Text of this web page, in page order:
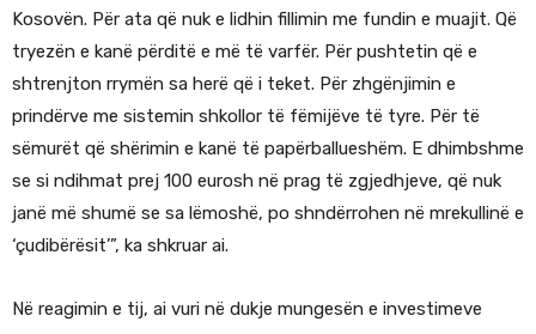
Kosovën. Për ata që nuk e lidhin fillimin me fundin e muajit. Që
tryezën e kanë përditë e më të varfër. Për pushtetin që e
shtrenjton rrymën sa herë që i teket. Për zhgënjimin e
prindërve me sistemin shkollor të fëmijëve të tyre. Për të
sëmurët që shërimin e kanë të papërballueshëm. E dhimbshme
se si ndihmat prej 100 eurosh në prag të zgjedhjeve, që nuk
janë më shumë se sa lëmoshë, po shndërrohen në mrekullinë e
‘çudibërësit’”, ka shkruar ai.
Në reagimin e tij, ai vuri në dukje mungesën e investimeve